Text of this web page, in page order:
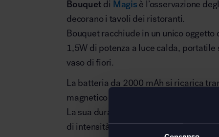
Bouquet di Magis è l’osservazione
decorano i tavoli dei ristoranti.
Bouquet racchiude in un unico
1,5W di potenza a luce calda,
vaso di fiori.
La batteria da 2000 mAh si ricarica
magnetico posto sotto la base.
La sua durata dipende dall’intensità
di intensità, 10 ore al 60%, 14 ore al